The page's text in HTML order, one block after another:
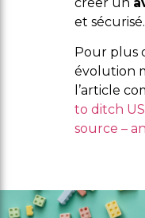
et sécurisé.
Pour plus
évolution
l’article
to ditch
source –